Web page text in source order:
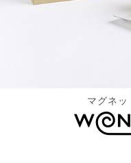
マグネ